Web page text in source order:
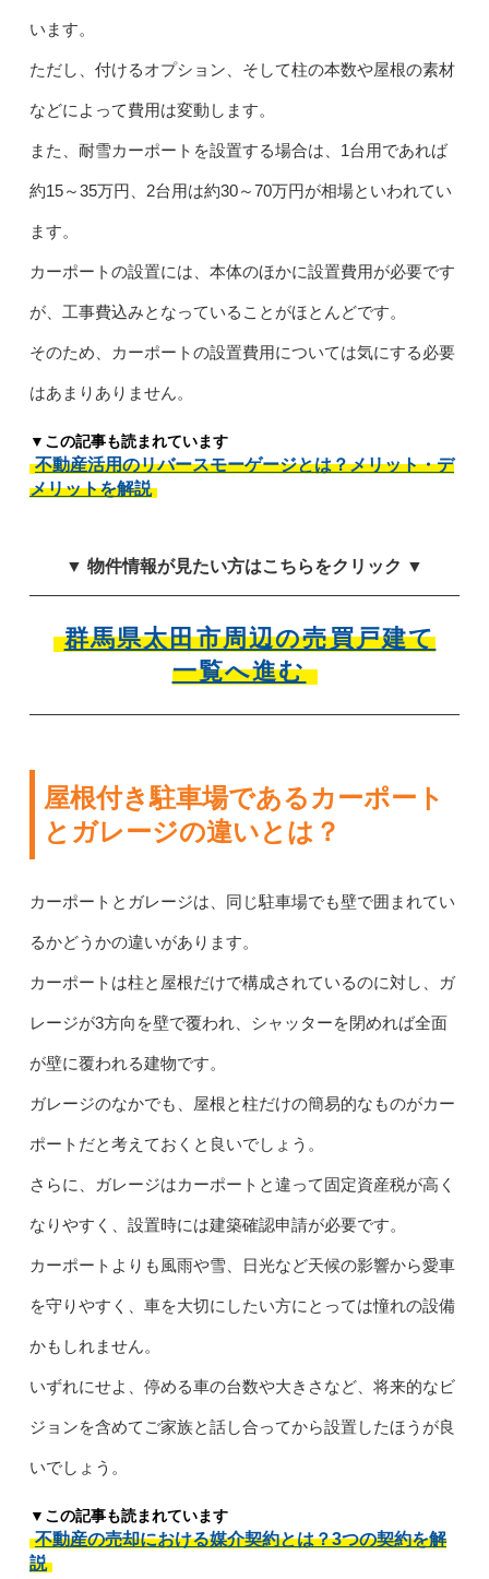
います。
ただし、付けるオプション、そして柱の本数や屋根の素材
などによって費用は変動します。
また、耐雪カーポートを設置する場合は、1台用であれば
約15～35万円、2台用は約30～70万円が相場といわれてい
ます。
カーポートの設置には、本体のほかに設置費用が必要です
が、工事費込みとなっていることがほとんどです。
そのため、カーポートの設置費用については気にする必要
はあまりありません。
▼この記事も読まれています
不動産活用のリバースモーゲージとは？メリット・デ
メリットを解説
▼ 物件情報が見たい方はこちらをクリック ▼
群馬県太田市周辺の売買戸建て
一覧へ進む
屋根付き駐車場であるカーポート
とガレージの違いとは？
カーポートとガレージは、同じ駐車場でも壁で囲まれてい
るかどうかの違いがあります。
カーポートは柱と屋根だけで構成されているのに対し、ガ
レージが3方向を壁で覆われ、シャッターを閉めれば全面
が壁に覆われる建物です。
ガレージのなかでも、屋根と柱だけの簡易的なものがカー
ポートだと考えておくと良いでしょう。
さらに、ガレージはカーポートと違って固定資産税が高く
なりやすく、設置時には建築確認申請が必要です。
カーポートよりも風雨や雪、日光など天候の影響から愛車
を守りやすく、車を大切にしたい方にとっては憧れの設備
かもしれません。
いずれにせよ、停める車の台数や大きさなど、将来的なビ
ジョンを含めてご家族と話し合ってから設置したほうが良
いでしょう。
▼この記事も読まれています
不動産の売却における媒介契約とは？3つの契約を解
説